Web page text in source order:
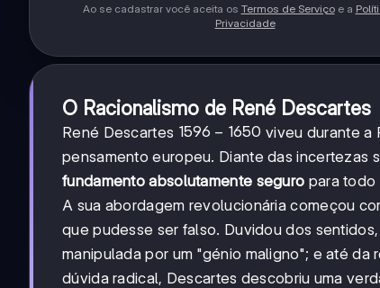
Ao se cadastrar você aceita os Termos de Serviçoe a
Privacidade
O Racionalismo de René Descartes
René Descartes 1596-
1596 − 1650 viveu durante a
pensamento europeu. Diante das incertezas
fundamento absolutamente seguro para todo
A sua abordagem revolucionária começou
que pudesse ser falso. Duvidou dos
manipulada por um "génio maligno"; e até
dúvida radical, Descartes descobriu uma